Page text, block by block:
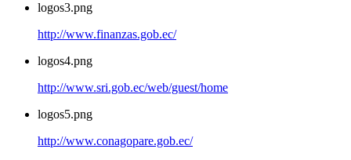
logos3.png
http://www.finanzas.gob.ec/
logos4.png
http://www.sri.gob.ec/web/guest/home
logos5.png
http://www.conagopare.gob.ec/